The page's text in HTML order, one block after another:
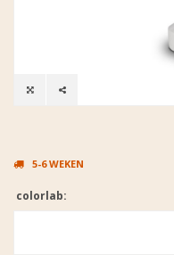
5-6 WEKEN
colorlab: